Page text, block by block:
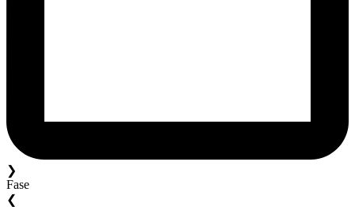
❯
Fase
❮